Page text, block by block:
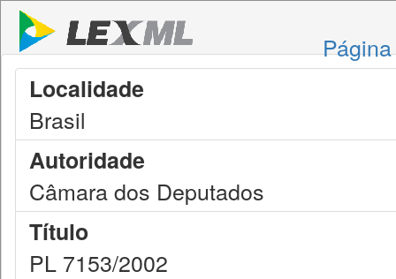
Localidade
Brasil
Autoridade
Câmara dos Deputados
Título
PL 7153/2002